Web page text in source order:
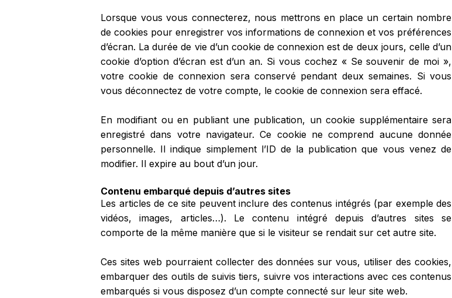
Lorsque vous vous connecterez, nous mettrons en place un certain nombre
de cookies pour enregistrer vos informations de connexion et vos préférences
d’écran. La durée de vie d’un cookie de connexion est de deux jours, celle d’un
cookie d’option d’écran est d’un an. Si vous cochez « Se souvenir de moi »,
votre cookie de connexion sera conservé pendant deux semaines. Si vous
vous déconnectez de votre compte, le cookie de connexion sera effacé.
En modifiant ou en publiant une publication, un cookie supplémentaire sera
enregistré dans votre navigateur. Ce cookie ne comprend aucune donnée
personnelle. Il indique simplement l’ID de la publication que vous venez de
modifier. Il expire au bout d’un jour.
Contenu embarqué depuis d’autres sites
Les articles de ce site peuvent inclure des contenus intégrés (par exemple des
vidéos, images, articles…). Le contenu intégré depuis d’autres sites se
comporte de la même manière que si le visiteur se rendait sur cet autre site.
Ces sites web pourraient collecter des données sur vous, utiliser des cookies,
embarquer des outils de suivis tiers, suivre vos interactions avec ces contenus
embarqués si vous disposez d’un compte connecté sur leur site web.